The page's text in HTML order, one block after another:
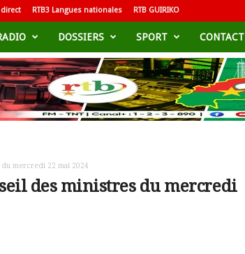
RTB3 Langues nationales RTB GUIRIKO
DOSSIERS SPORT CONTACT
mercredi 22 mai 2024
des ministres du mercredi